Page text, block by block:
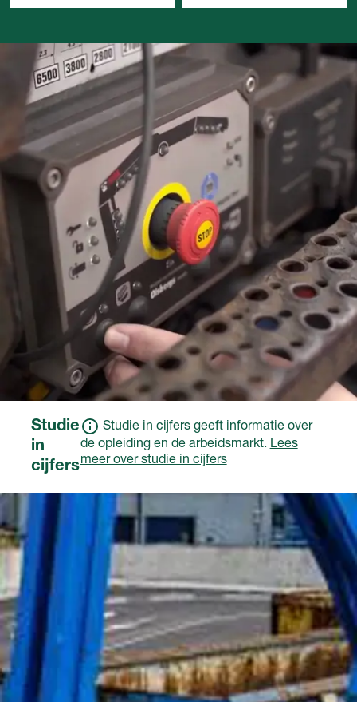
private bedrijven.
Je zamelt afval in bij
Je houdt straatputten
en -goten schoon van
Je sorteert afval zodat
het kan worden
afgevoerd of
hergebruikt.
Studie
in
cijfers
Studie in cijfers geeft informatie over
de opleiding en de arbeidsmarkt. Lees
meer over studie in cijfers